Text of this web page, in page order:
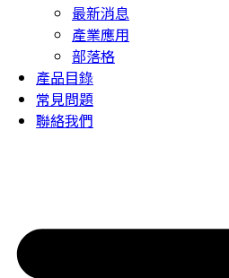
最新消息
產業應用
部落格
產品目錄
常見問題
聯絡我們